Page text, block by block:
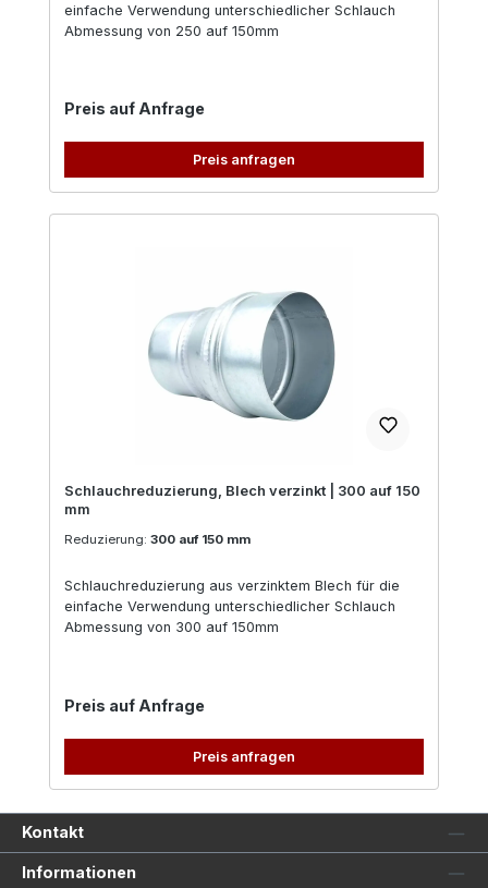
einfache Verwendung unterschiedlicher Schlauch
Abmessung von 250 auf 150mm
Regulärer Preis:
Preis auf Anfrage
Preis anfragen
Schlauchreduzierung, Blech verzinkt | 300 auf 150
mm
Reduzierung: 300 auf 150 mm
Schlauchreduzierung aus verzinktem Blech für die
einfache Verwendung unterschiedlicher Schlauch
Abmessung von 300 auf 150mm
Regulärer Preis:
Preis auf Anfrage
Preis anfragen
Kontakt
Informationen